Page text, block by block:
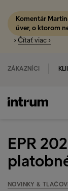
Komentár
úver, o ktorom
› Čítať viac ›
ZÁKAZNÍCI
EPR
NOVINKY &